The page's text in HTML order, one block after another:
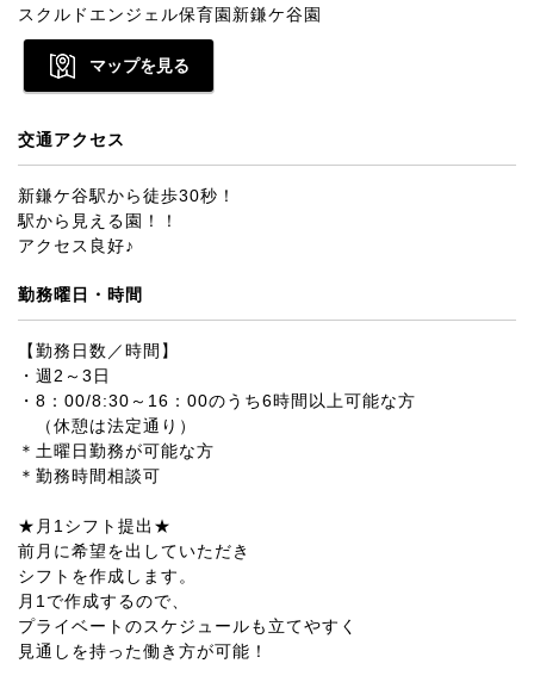
スクルドエンジェル保育園新鎌ケ谷園
マップを見る
交通アクセス
新鎌ケ谷駅から徒歩30秒！
駅から見える園！！
アクセス良好♪
勤務曜日・時間
【勤務日数／時間】
・週2～3日
・8：00/8:30～16：00のうち6時間以上可能な方
（休憩は法定通り）
＊土曜日勤務が可能な方
＊勤務時間相談可
★月1シフト提出★
前月に希望を出していただき
シフトを作成します。
月1で作成するので、
プライベートのスケジュールも立てやすく
見通しを持った働き方が可能！